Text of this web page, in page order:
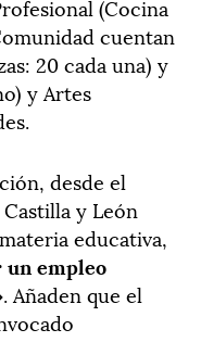
(Cocina
cuentan
20 cada una) y
y Artes
desde el
y León
educativa,
un empleo
. Añaden que el